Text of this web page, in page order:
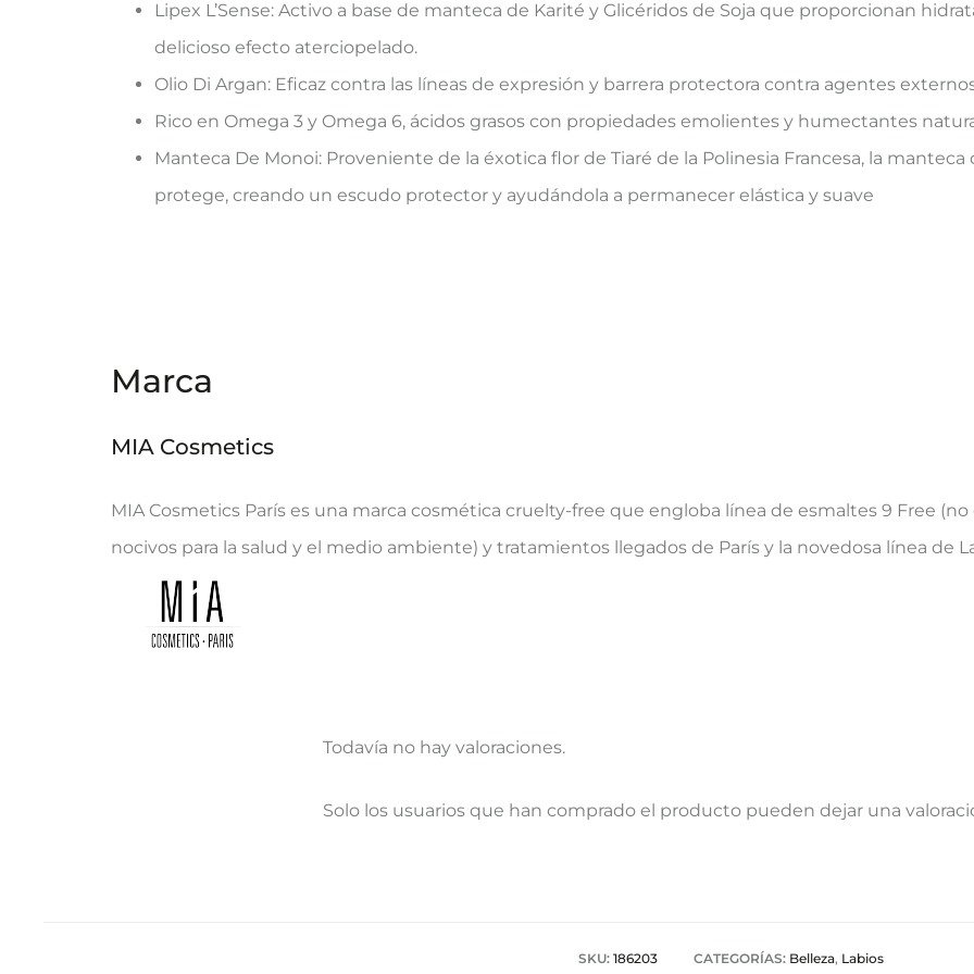
Lipex L’Sense: Activo a base de manteca de Karité y Glicéridos de Soja que proporcionan
delicioso efecto aterciopelado.
Olio Di Argan: Eficaz contra las líneas de expresión y barrera protectora contra agentes
Rico en Omega 3 y Omega 6, ácidos grasos con propiedades emolientes y humectantes
Manteca De Monoi: Proveniente de la éxotica flor de Tiaré de la Polinesia Francesa, la
protege, creando un escudo protector y ayudándola a permanecer elástica y suave
Marca
MIA Cosmetics
MIA Cosmetics París es una marca cosmética cruelty-free que engloba línea de esmaltes 9 Free
nocivos para la salud y el medio ambiente) y tratamientos llegados de París y la novedosa línea de
V
Todavía no hay valoraciones.
Solo los usuarios que han comprado el producto pueden dejar una
SKU: 186203 CATEGORÍAS: Belleza, Labios